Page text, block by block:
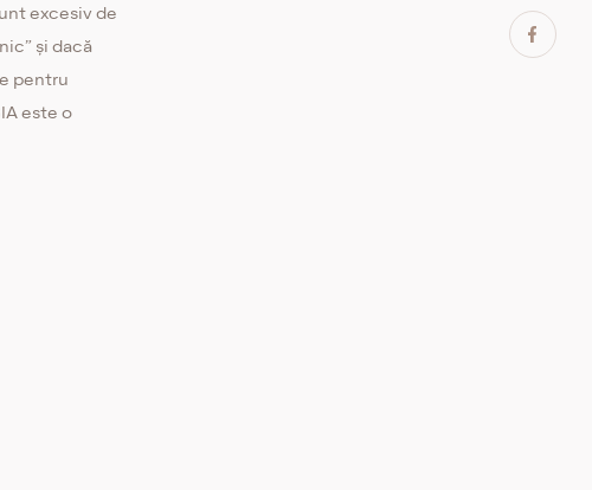
excesiv de
și dacă
pentru
este o